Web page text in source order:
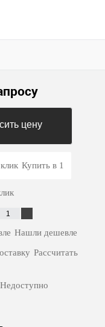
цену
Купить в 1
Нашли дешевле
Рассчитать
Недоступно